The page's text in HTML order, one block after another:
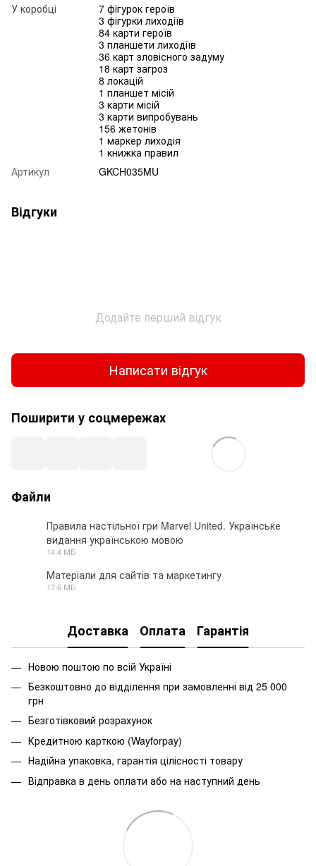
У коробці
7 фігурок героїв
3 фігурки лиходіїв
84 карти героїв
3 планшети лиходіїв
36 карт зловісного задуму
18 карт загроз
8 локацій
1 планшет місій
3 карти місій
3 карти випробувань
156 жетонів
1 маркер лиходія
1 книжка правил
Артикул
GKCH035MU
Відгуки
Додайте перший відгук
Написати відгук
Поширити у соцмережах
Файли
Правила настільної гри Marvel United. Українське
видання українською мовою
14.4 МБ
Матеріали для сайтів та маркетингу
17.6 МБ
Доставка Оплата Гарантія
Новою поштою по всій Україні
Безкоштовно до відділення при замовленні від 25 000
грн
Безготівковий розрахунок
Кредитною карткою (Wayforpay)
Надійна упаковка, гарантія цілісності товару
Відправка в день оплати або на наступний день